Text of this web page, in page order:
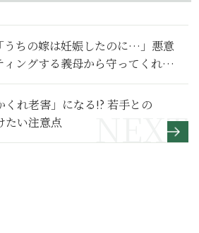
うちの嫁は妊娠したのに…」悪意
ングする義母から守ってくれた
くれ老害」になる!? 若手との
たい注意点